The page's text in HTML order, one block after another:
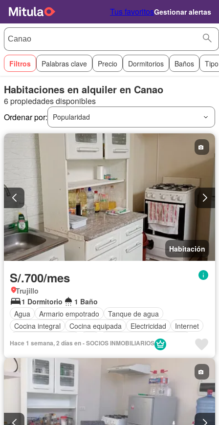
Tus favoritosGestionar alertas
Filtros Palabras clave Precio Dormitorios Baños
Habitaciones en alquiler en Canao
6 propiedades disponibles
Ordenar por:
Popularidad
Habitación
S/.700/mes
Trujillo
1 Dormitorio
1 Baño
Agua
Armario empotrado
Tanque de agua
Cocina integral
Cocina equipada Electricidad
Internet
Completamente amoblado
Hace 1 semana, 2 días en - SOCIOS INMOBILIARIOS